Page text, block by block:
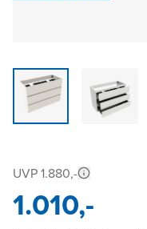
UVP 1.880,-
1.010,-